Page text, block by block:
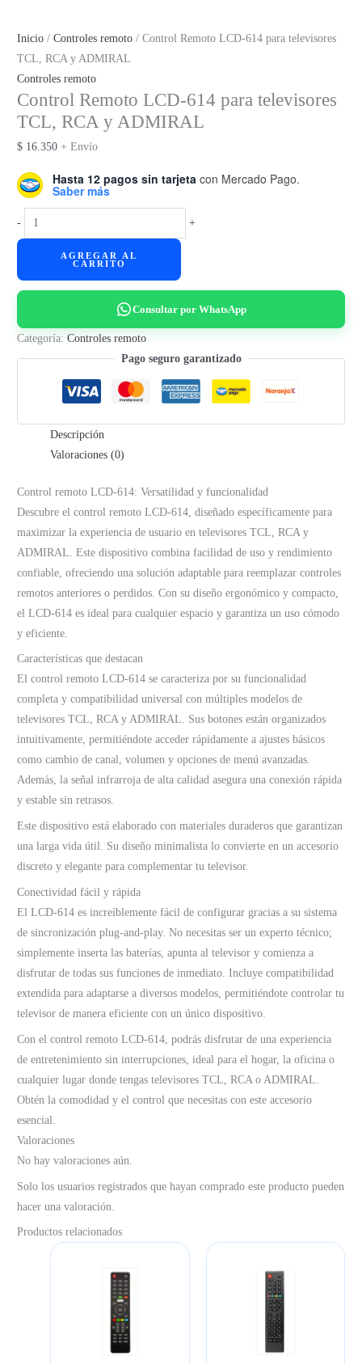
Inicio /Controles remoto / Control Remoto LCD-614 para televisores
TCL, RCA y ADMIRAL
Controles remoto
Control Remoto LCD-614 para televisores
TCL, RCA y ADMIRAL
$ 16.350 + Envío
Hasta 12 pagos sin tarjeta con Mercado Pago.
Saber más
-
Control
Remoto
TCL,
RCA
ADMIRAL
+
AGREGAR AL
CARRITO
Consultar por WhatsApp
Categoría:Controles remoto
Pago seguro garantizado
Descripción
Valoraciones (0)
Control remoto LCD-614: Versatilidad y funcionalidad
Descubre el control remoto LCD-614, diseñado específicamente para
maximizar la experiencia de usuario en televisores TCL, RCA y
ADMIRAL. Este dispositivo combina facilidad de uso y rendimiento
confiable, ofreciendo una solución adaptable para reemplazar controles
remotos anteriores o perdidos. Con su diseño ergonómico y compacto,
el LCD-614 es ideal para cualquier espacio y garantiza un uso cómodo
y eficiente.
Características que destacan
El control remoto LCD-614 se caracteriza por su funcionalidad
completa y compatibilidad universal con múltiples modelos de
televisores TCL, RCA y ADMIRAL. Sus botones están organizados
intuitivamente, permitiéndote acceder rápidamente a ajustes básicos
como cambio de canal, volumen y opciones de menú avanzadas.
Además, la señal infrarroja de alta calidad asegura una conexión rápida
y estable sin retrasos.
Este dispositivo está elaborado con materiales duraderos que garantizan
una larga vida útil. Su diseño minimalista lo convierte en un accesorio
discreto y elegante para complementar tu televisor.
Conectividad fácil y rápida
El LCD-614 es increíblemente fácil de configurar gracias a su sistema
de sincronización plug-and-play. No necesitas ser un experto técnico;
simplemente inserta las baterías, apunta al televisor y comienza a
disfrutar de todas sus funciones de inmediato. Incluye compatibilidad
extendida para adaptarse a diversos modelos, permitiéndote controlar tu
televisor de manera eficiente con un único dispositivo.
Con el control remoto LCD-614, podrás disfrutar de una experiencia
de entretenimiento sin interrupciones, ideal para el hogar, la oficina o
cualquier lugar donde tengas televisores TCL, RCA o ADMIRAL.
Obtén la comodidad y el control que necesitas con este accesorio
esencial.
Valoraciones
No hay valoraciones aún.
Solo los usuarios registrados que hayan comprado este producto pueden
hacer una valoración.
Productos relacionados